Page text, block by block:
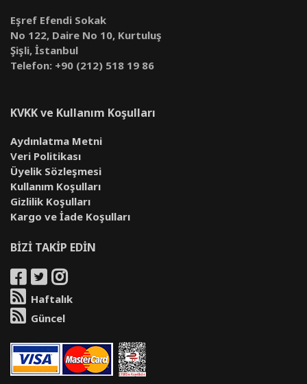
Eşref Efendi Sokak
No 122, Daire No 10, Kurtuluş
Şişli, İstanbul
Telefon: +90 (212) 518 19 86
KVKK ve Kullanım Koşulları
Aydınlatma Metni
Veri Politikası
Üyelik Sözleşmesi
Kullanım Koşulları
Gizlilik Koşulları
Kargo ve İade Koşulları
BİZİ TAKİP EDİN
Haftalık
Güncel